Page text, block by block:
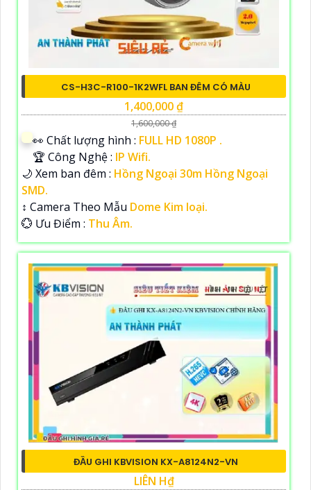
CS-H3C-R100-1K2WFL BAN ĐÊM CÓ MÀU
1,400,000 ₫
1,600,000 ₫
️👀 Chất lượng hình : FULL HD 1080P .
🏆 Công Nghệ : IP Wifi.
🌙 Xem ban đêm : Hồng Ngoại 30m Hồng Ngoại
SMD.
↕️ Camera Theo Mẫu Dome Kim loại.
️💮 Ưu Điểm : Thu Âm.
ĐẦU GHI KBVISION KX-A8124N2-VN
LIÊN H₫